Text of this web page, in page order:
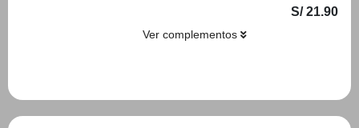
S/ 21.90
Ver complementos